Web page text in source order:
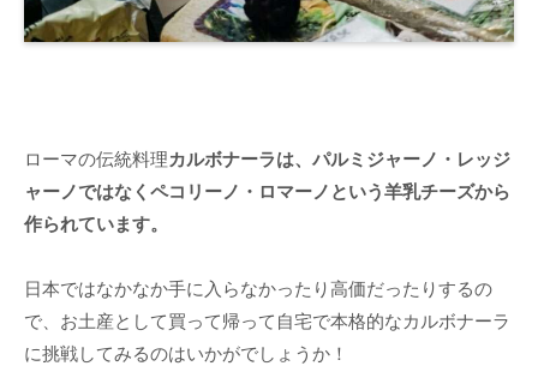
ローマの伝統料理カルボナーラは、パルミジャーノ・レッジ
ャーノではなくペコリーノ・ロマーノという羊乳チーズから
作られています。
日本ではなかなか手に入らなかったり高価だったりするの
で、お土産として買って帰って自宅で本格的なカルボナーラ
に挑戦してみるのはいかがでしょうか！